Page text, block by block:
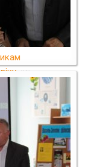
(10)